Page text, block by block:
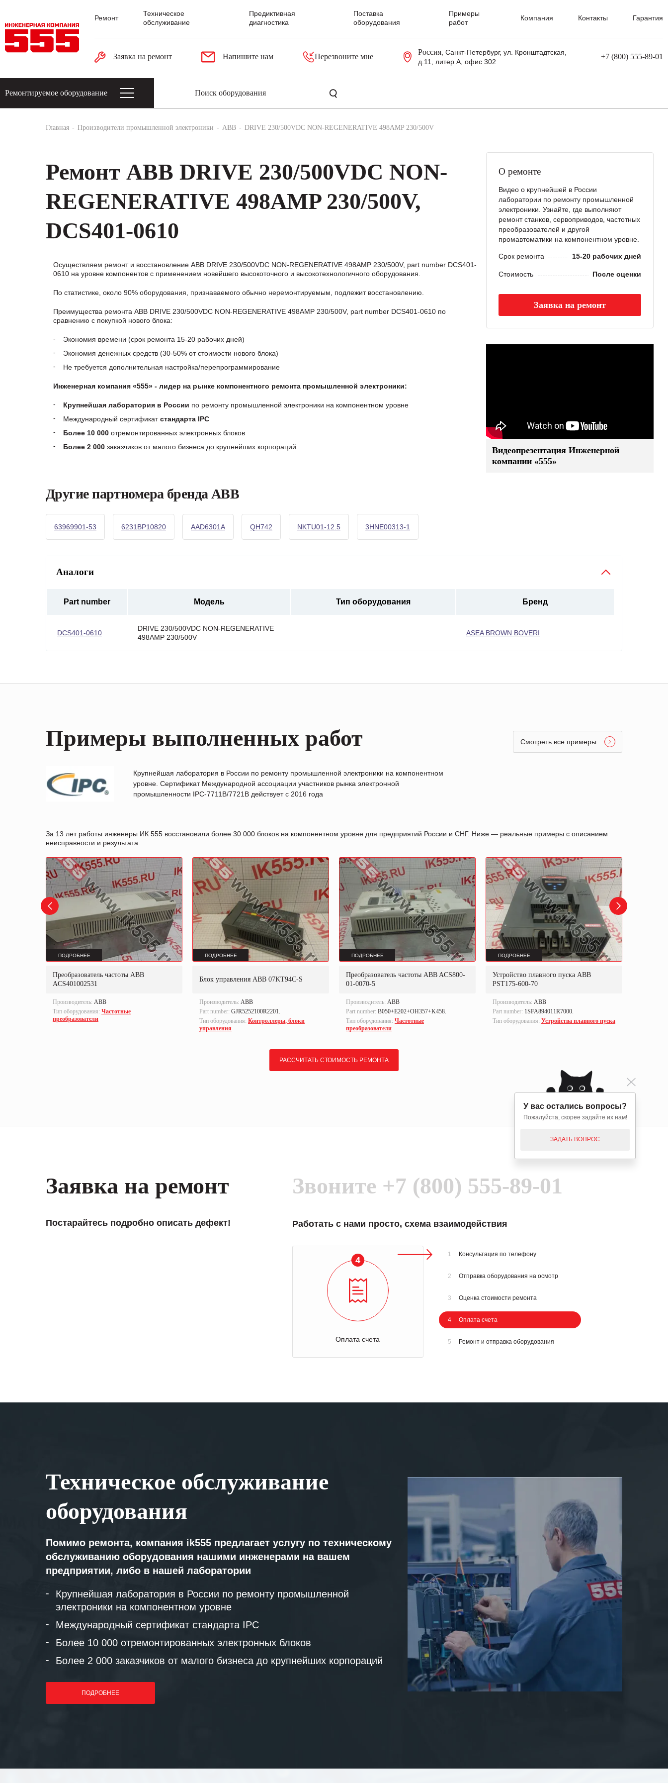
Ремонт
Техническое
обслуживание
Предиктивная
диагностика
Поставка
оборудования
Примеры
работ
Компания Контакты Гарантия
Заявка на ремонт Напишите нам Перезвоните мне
Россия, Санкт-Петербург, ул. Кронштадтская,
д.11, литер А, офис 302
+7 (800) 555-89-01
Ремонтируемое оборудование
Главная Производители промышленной электроники ABB DRIVE 230/500VDC NON-REGENERATIVE 498AMP 230/500V
Ремонт ABB DRIVE 230/500VDC NON-
REGENERATIVE 498AMP 230/500V,
DCS401-0610
Осуществляем ремонт и восстановление ABB DRIVE 230/500VDC NON-REGENERATIVE 498AMP 230/500V, part number DCS401-
0610 на уровне компонентов с применением новейшего высокоточного и высокотехнологичного оборудования.
По статистике, около 90% оборудования, признаваемого обычно неремонтируемым, подлежит восстановлению.
Преимущества ремонта ABB DRIVE 230/500VDC NON-REGENERATIVE 498AMP 230/500V, part number DCS401-0610 по
сравнению с покупкой нового блока:
Экономия времени (срок ремонта 15-20 рабочих дней)
Экономия денежных средств (30-50% от стоимости нового блока)
Не требуется дополнительная настройка/перепрограммирование
Инженерная компания «555» - лидер на рынке компонентного ремонта промышленной электроники:
Крупнейшая лаборатория в России по ремонту промышленной электроники на компонентном уровне
Международный сертификатстандарта IPC
Более 10 000 отремонтированных электронных блоков
Более 2 000 заказчиков от малого бизнеса до крупнейших корпораций
Другие партномера бренда ABB
63969901-53 6231BP10820 AAD6301A QH742 NKTU01-12.5 3HNE00313-1
О ремонте
Видео о крупнейшей в России
лаборатории по ремонту промышленной
электроники. Узнайте, где выполняют
ремонт станков, сервоприводов, частотных
преобразователей и другой
промавтоматики на компонентном уровне.
Срок ремонта 15-20 рабочих дней
Стоимость После оценки
Заявка на ремонт
Видеопрезентация Инженерной
компании «555»
Аналоги
Part number Модель Тип оборудования Бренд
DCS401-0610
DRIVE 230/500VDC NON-REGENERATIVE
498AMP 230/500V
ASEA BROWN BOVERI
Примеры выполненных работ
Крупнейшая лаборатория в России по ремонту промышленной электроники на компонентном
уровне. Сертификат Международной ассоциации участников рынка электронной
промышленности IPC-7711B/7721B действует с 2016 года
Смотреть все примеры
За 13 лет работы инженеры ИК 555 восстановили более 30 000 блоков на компонентном уровне для предприятий России и СНГ. Ниже — реальные примеры с описанием
неисправности и результата.
ПОДРОБНЕЕ
Преобразователь частоты ABB
ACS401002531
Производитель: ABB
Тип оборудования: Частотные
преобразователи
ПОДРОБНЕЕ
Блок управления ABB 07KT94C-S
Производитель: ABB
Part number: GJR5252100R2201.
Тип оборудования: Контроллеры, блоки
управления
ПОДРОБНЕЕ
Преобразователь частоты ABB ACS800-
01-0070-5
Производитель: ABB
Part number: B050+E202+OH357+K458.
Тип оборудования: Частотные
преобразователи
ПОДРОБНЕЕ
Устройство плавного пуска ABB
PST175-600-70
Производитель: ABB
Part number: 1SFA894011R7000.
Тип оборудования: Устройства плавного пуска
РАССЧИТАТЬ СТОИМОСТЬ РЕМОНТА
Заявка на ремонт
Постарайтесь подробно описать дефект!
Звоните +7 (800) 555-89-01
Работать с нами просто, схема взаимодействия
4
Оплата счета
1 Консультация по телефону
2 Отправка оборудования на осмотр
3 Оценка стоимости ремонта
4 Оплата счета
5 Ремонт и отправка оборудования
Техническое обслуживание
оборудования
Помимо ремонта, компания ik555 предлагает услугу по техническому
обслуживанию оборудования нашими инженерами на вашем
предприятии, либо в нашей лаборатории
Крупнейшая лаборатория в России по ремонту промышленной
электроники на компонентном уровне
Международный сертификат стандарта IPC
Более 10 000 отремонтированных электронных блоков
Более 2 000 заказчиков от малого бизнеса до крупнейших корпораций
ПОДРОБНЕЕ
У вас остались вопросы?
Пожалуйста, скорее задайте их нам!
ЗАДАТЬ ВОПРОС